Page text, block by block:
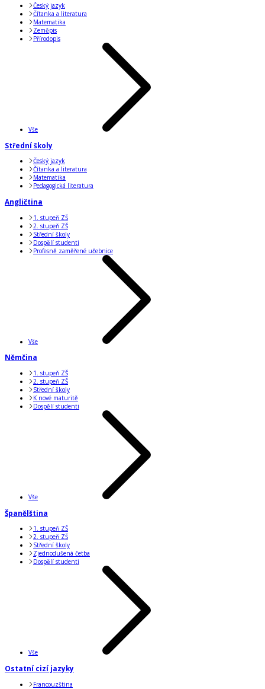
Český jazyk
Čítanka a literatura
Matematika
Zeměpis
Přírodopis
Vše
Střední školy
Český jazyk
Čítanka a literatura
Matematika
Pedagogická literatura
Angličtina
1. stupeň ZŠ
2. stupeň ZŠ
Střední školy
Dospělí studenti
Profesně zaměřené učebnice
Vše
Němčina
1. stupeň ZŠ
2. stupeň ZŠ
Střední školy
K nové maturitě
Dospělí studenti
Vše
Španělština
1. stupeň ZŠ
2. stupeň ZŠ
Střední školy
Zjednodušená četba
Dospělí studenti
Vše
Ostatní cizí jazyky
Francouzština